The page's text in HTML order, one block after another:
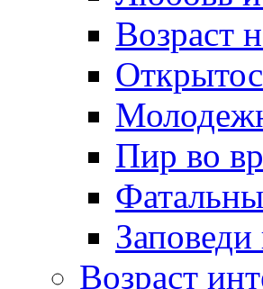
Возраст
Пир во
Возраст